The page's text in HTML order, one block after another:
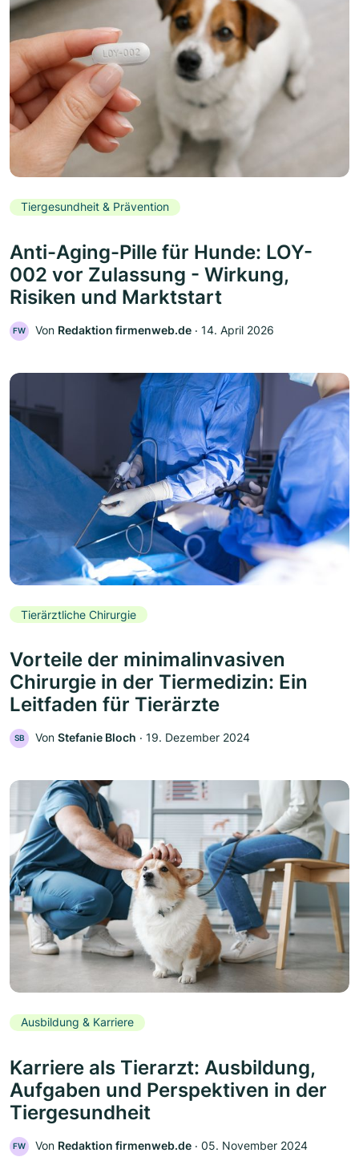
Tiergesundheit & Prävention
Anti-Aging-Pille für Hunde: LOY-
002 vor Zulassung - Wirkung,
Risiken und Marktstart
FW Von Redaktion firmenweb.de ‧ 14. April 2026
Tierärztliche Chirurgie
Vorteile der minimalinvasiven
Chirurgie in der Tiermedizin: Ein
Leitfaden für Tierärzte
SB Von Stefanie Bloch ‧ 19. Dezember 2024
Ausbildung & Karriere
Karriere als Tierarzt: Ausbildung,
Aufgaben und Perspektiven in der
Tiergesundheit
FW Von Redaktion firmenweb.de ‧ 05. November 2024